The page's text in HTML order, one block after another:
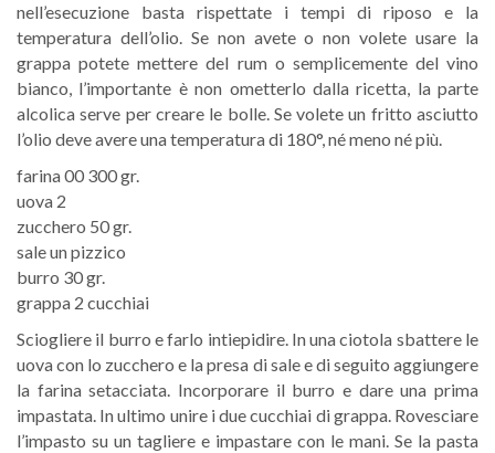
nell’esecuzione basta rispettate i tempi di riposo e la
temperatura dell’olio. Se non avete o non volete usare la
grappa potete mettere del rum o semplicemente del vino
bianco, l’importante è non ometterlo dalla ricetta, la parte
alcolica serve per creare le bolle. Se volete un fritto asciutto
l’olio deve avere una temperatura di 180°, né meno né più.
farina 00 300 gr.
uova 2
zucchero 50 gr.
sale un pizzico
burro 30 gr.
grappa 2 cucchiai
Sciogliere il burro e farlo intiepidire. In una ciotola sbattere le
uova con lo zucchero e la presa di sale e di seguito aggiungere
la farina setacciata. Incorporare il burro e dare una prima
impastata. In ultimo unire i due cucchiai di grappa. Rovesciare
l’impasto su un tagliere e impastare con le mani. Se la pasta